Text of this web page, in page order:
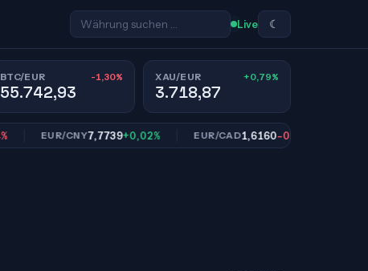
Live ☾
BTC/EUR -1,30%
55.742,93
XAU/EUR +0,79%
3.718,87
EUR/CNY7,7739+0,02% EUR/CAD1,6160-0,08%